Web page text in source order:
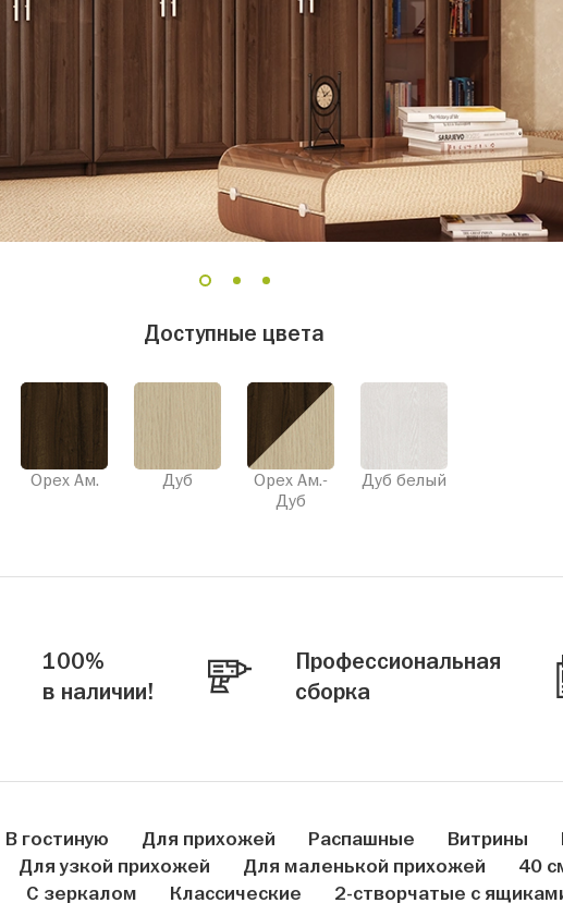
1 2 3
Доступные цвета
Орех Ам. Дуб
Орех Ам.-
Дуб
Дуб белый
100%
в наличии!
Профессиональная
сборка
В гостиную Для прихожей Распашные Витрины
Для узкой прихожей Для маленькой прихожей 40
С зеркалом Классические 2-створчатые с